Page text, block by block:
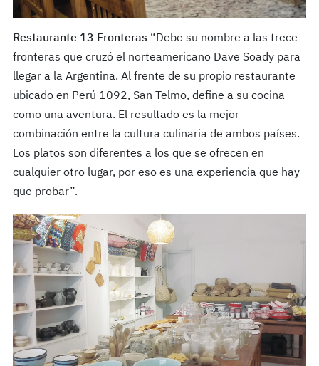
Restaurante 13 Fronteras“Debe su nombre a las trece
fronteras que cruzó el norteamericano Dave Soady para
llegar a la Argentina. Al frente de su propio restaurante
ubicado en Perú 1092, San Telmo, define a su cocina
como una aventura. El resultado es la mejor
combinación entre la cultura culinaria de ambos países.
Los platos son diferentes a los que se ofrecen en
cualquier otro lugar, por eso es una experiencia que hay
que probar”.